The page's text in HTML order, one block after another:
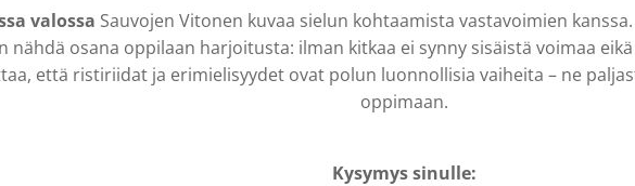
valossa Sauvojen Vitonen kuvaa sielun kohtaamista vastavoimien
nähdä osana oppilaan harjoitusta: ilman kitkaa ei synny sisäistä voimaa
että ristiriidat ja erimielisyydet ovat polun luonnollisia vaiheita – ne
oppimaan.
Kysymys sinulle: